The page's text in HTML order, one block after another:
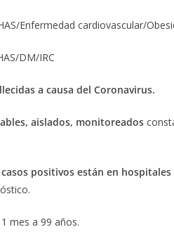
Enfermedad cardiovascular/
DM/IRC
a causa del Coronavirus.
aislados, monitoreados
casos positivos están en
mes a 99 años.